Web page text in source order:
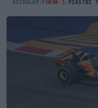
KEZDŐLAP FORMA-1